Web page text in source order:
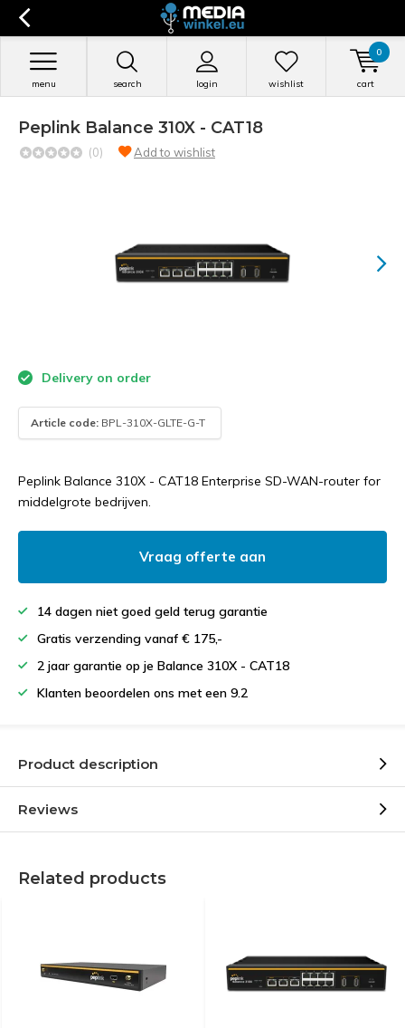
search login
menu wishlist cart
0
Peplink Balance 310X - CAT18
(0) Add to wishlist
Delivery on order
Article code: BPL-310X-GLTE-G-T
Peplink Balance 310X - CAT18 Enterprise SD-WAN-router for
middelgrote bedrijven.
Vraag offerte aan
14 dagen niet goed geld terug garantie
Gratis verzending vanaf € 175,-
2 jaar garantie op je Balance 310X - CAT18
Klanten beoordelen ons met een 9.2
Product description
Reviews
Related products